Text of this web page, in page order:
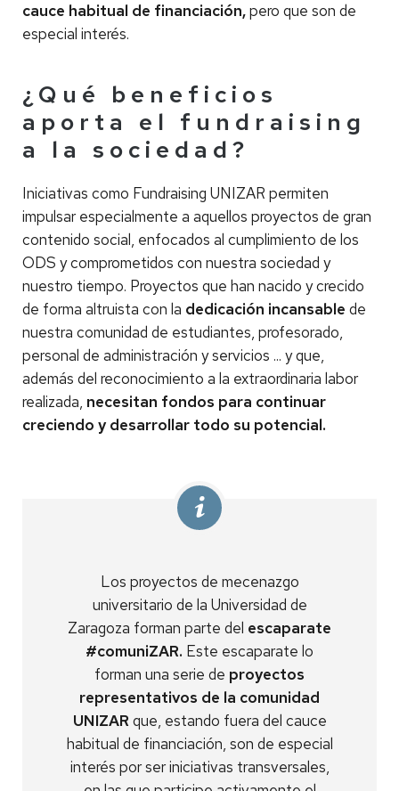
cauce habitual de financiación,pero que son de
especial interés.
¿Qué beneficios
aporta el fundraising
a la sociedad?
Iniciativas como Fundraising UNIZAR permiten
impulsar especialmente a aquellos proyectos de gran
contenido social, enfocados al cumplimiento de los
ODS y comprometidos con nuestra sociedad y
nuestro tiempo. Proyectos que han nacido y crecido
de forma altruista con la dedicación incansable de
nuestra comunidad de estudiantes, profesorado,
personal de administración y servicios ... y que,
además del reconocimiento a la extraordinaria labor
realizada, necesitan fondos para continuar
creciendo y desarrollar todo su potencial.
Los proyectos de mecenazgo
universitario de la Universidad de
Zaragoza forman parte del escaparate
#comuniZAR. Este escaparate lo
forman una serie de proyectos
representativos de la comunidad
UNIZAR que, estando fuera del cauce
habitual de financiación, son de especial
interés por ser iniciativas transversales,